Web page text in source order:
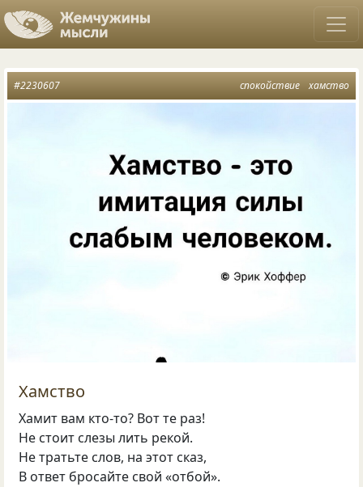
спокойствие хамство
#2230607
Хамство
Хамит вам кто-то? Вот те раз!
Не стоит слезы лить рекой.
Не тратьте слов, на этот сказ,
В ответ бросайте свой «отбой».